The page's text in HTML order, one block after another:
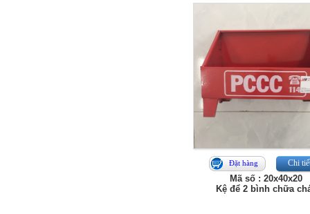
Đặt hàng Chi
Mã số : 20x40x20
Kệ để 2 bình chữa